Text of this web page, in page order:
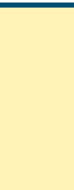
page page page